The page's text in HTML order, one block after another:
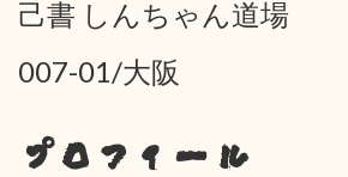
己書 しんちゃん道場
007-01/大阪
プロフィール